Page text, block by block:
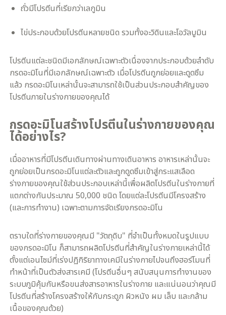
ถั่วมีโปรตีนที่เรียกว่าเลกูมิน
ไข่ประกอบด้วยโปรตีนหลายชนิด รวมทั้งอะวิดินและโอวัลบูมิน​
โปรตีนแต่ละชนิดมีเอกลักษณ์เฉพาะตัวเนื่องจากประกอบด้วยลำดับ
กรดอะมิโนที่มีเอกลักษณ์เฉพาะตัว เมื่อโปรตีนถูกย่อยและดูดซึม
แล้ว กรดอะมิโนเหล่านั้นจะสามารถใช้เป็นส่วนประกอบสำคัญของ
โปรตีนภายในร่างกายของคุณได้
กรดอะมิโนสร้างโปรตีนในร่างกายของคุณ
ได้อย่างไร?
เมื่ออาหารที่มีโปรตีนเดินทางผ่านทางเดินอาหาร อาหารเหล่านั้นจะ
ถูกย่อยเป็นกรดอะมิโนแต่ละตัวและถูกดูดซึมเข้าสู่กระแสเลือด
ร่างกายของคุณใช้ส่วนประกอบเหล่านี้เพื่อผลิตโปรตีนในร่างกายที่
แตกต่างกันประมาณ 50,000 ชนิด โดยแต่ละโปรตีนมีโครงสร้าง
(และการทำงาน) เฉพาะตามการจัดเรียงกรดอะมิโน
ตราบใดที่ร่างกายของคุณมี "วัตถุดิบ" ที่จำเป็นทั้งหมดในรูปแบบ
ของกรดอะมิโน ก็สามารถผลิตโปรตีนที่สำคัญในร่างกายเหล่านี้ได้
ตั้งแต่เอนไซม์ที่เร่งปฏิกิริยาทางเคมีในร่างกายไปจนถึงฮอร์โมนที่
ทำหน้าที่เป็นตัวส่งสารเคมี (โปรตีนอื่นๆ สนับสนุนการทำงานของ
ระบบภูมิคุ้มกันหรือขนส่งสารอาหารในร่างกาย และแน่นอนว่าคุณมี
โปรตีนที่สร้างโครงสร้างให้กับกระดูก ผิวหนัง ผม เล็บ และกล้าม
เนื้อของคุณด้วย)